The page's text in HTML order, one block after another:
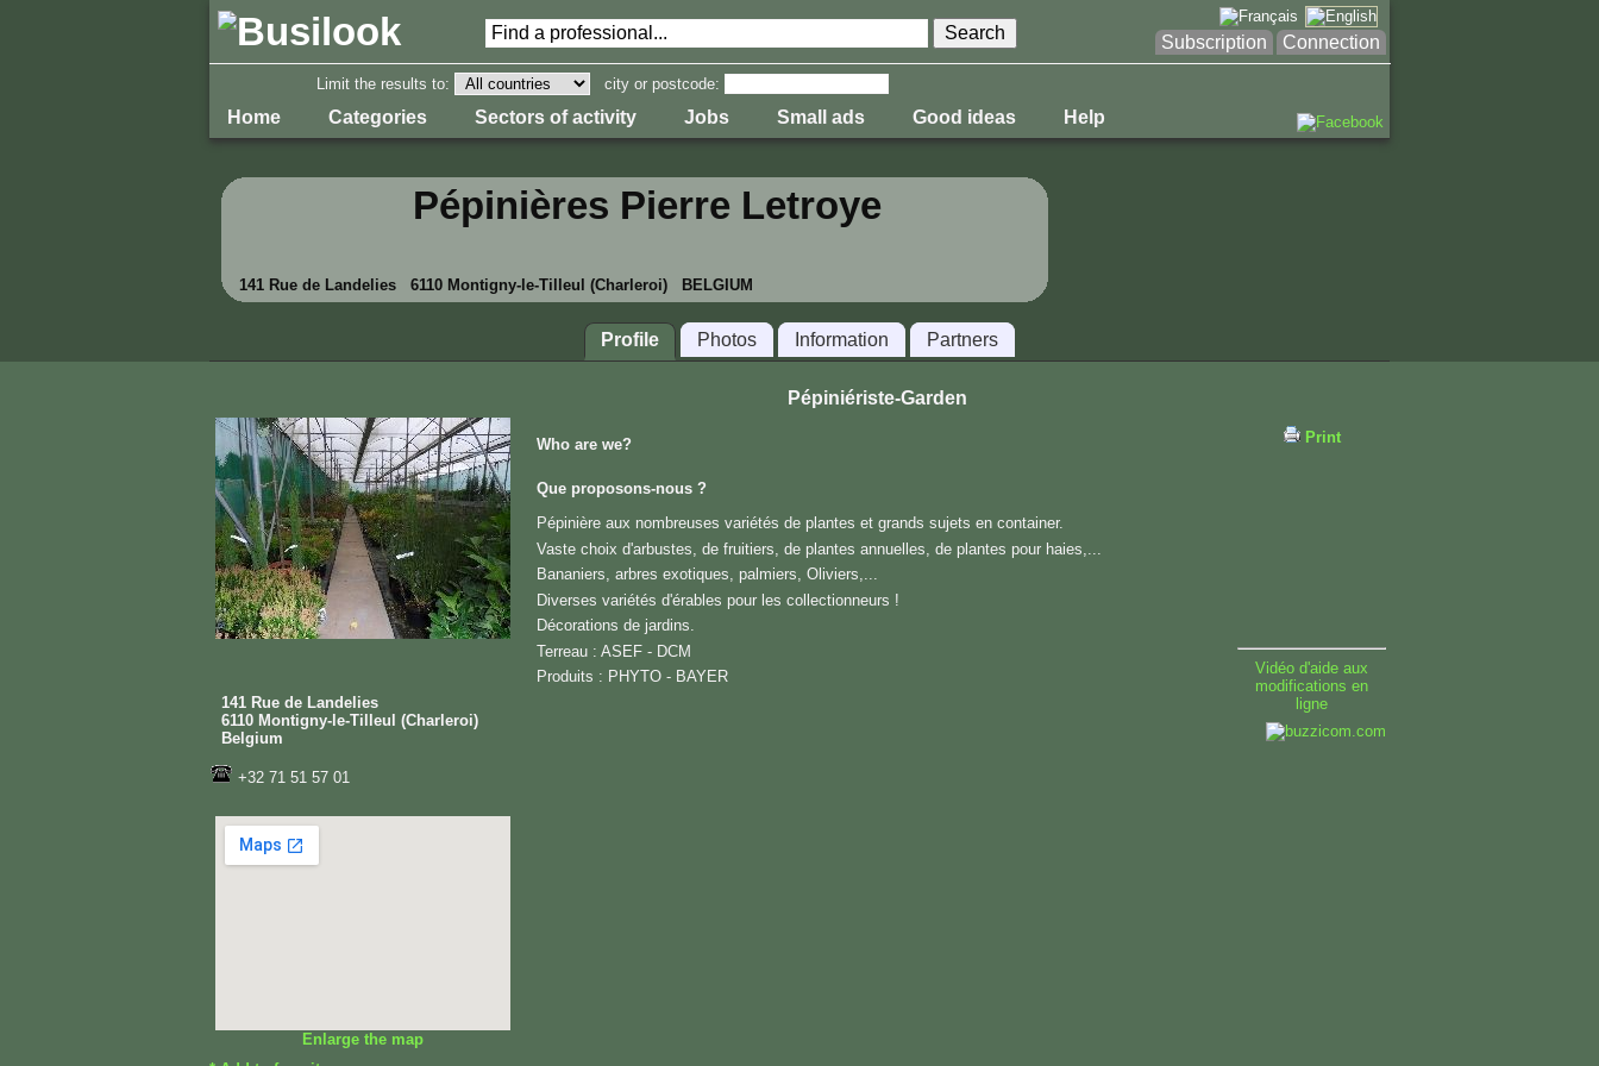
Subscription Connection
Limit the results to: city or postcode:
Home Categories Sectors of activity Jobs Small ads Good ideas Help
Pépinières Pierre Letroye
141 Rue de Landelies 6110 Montigny-le-Tilleul (Charleroi) BELGIUM
Profile Photos Information Partners
141 Rue de Landelies
6110 Montigny-le-Tilleul (Charleroi)
Belgium
+32 71 51 57 01
Enlarge the map
Print
Vidéo d'aide aux
modifications en
ligne
Pépiniériste-Garden
Who are we?
Que proposons-nous ?
Pépinière aux nombreuses variétés de plantes et grands sujets en container.
Vaste choix d'arbustes, de fruitiers, de plantes annuelles, de plantes pour haies,...
Bananiers, arbres exotiques, palmiers, Oliviers,...
Diverses variétés d'érables pour les collectionneurs !
Décorations de jardins.
Terreau : ASEF - DCM
Produits : PHYTO - BAYER